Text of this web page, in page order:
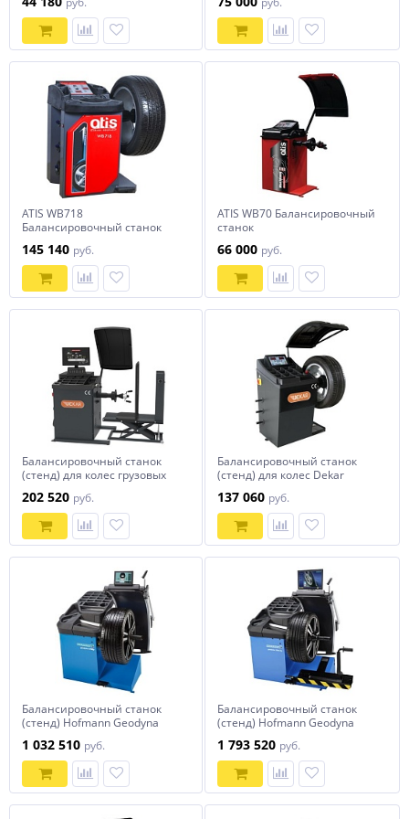
параметров
ATIS WB718
Балансировочный станок
145 140 руб.
ATIS WB70 Балансировочный
станок
66 000 руб.
Балансировочный станок
(стенд) для колес грузовых
202 520 руб.
Балансировочный станок
(стенд) для колес Dekar
137 060 руб.
Балансировочный станок
(стенд) Hofmann Geodyna
1 032 510 руб.
Балансировочный станок
(стенд) Hofmann Geodyna
1 793 520 руб.